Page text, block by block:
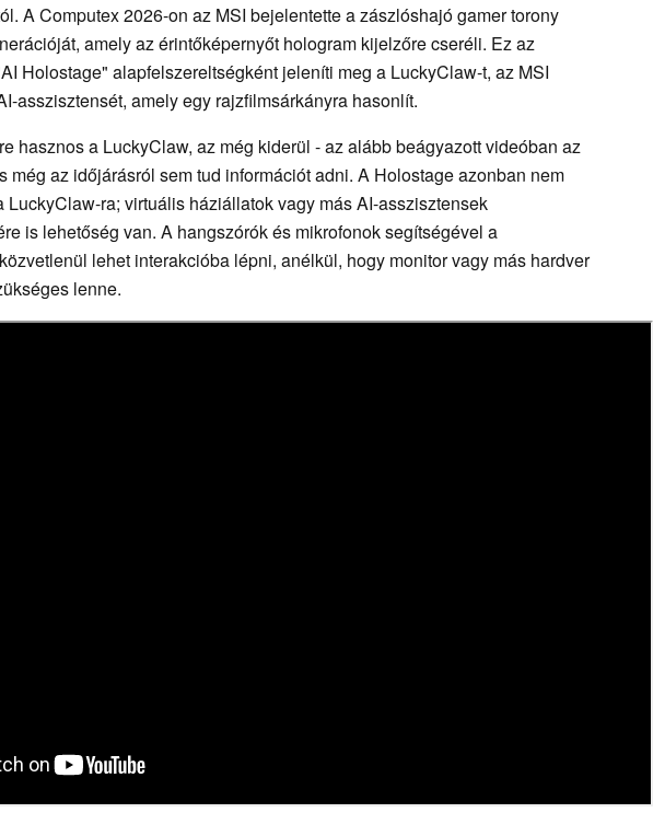
A Computex 2026-on az MSI bejelentette a zászlóshajó gamer torony
amely az érintőképernyőt hologram kijelzőre cseréli. Ez az
Holostage" alapfelszereltségként jeleníti meg a LuckyClaw-t, az MSI
asszisztensét, amely egy rajzfilmsárkányra hasonlít.
hasznos a LuckyClaw, az még kiderül - az alább beágyazott videóban az
még az időjárásról sem tud információt adni. A Holostage azonban nem
LuckyClaw-ra; virtuális háziállatok vagy más AI-asszisztensek
is lehetőség van. A hangszórók és mikrofonok segítségével a
lehet interakcióba lépni, anélkül, hogy monitor vagy más hardver
lenne.